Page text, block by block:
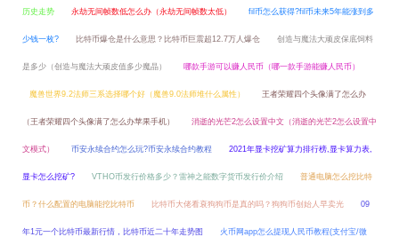
历史走势 永劫无间帧数低怎么办（永劫无间帧数太低） fil币怎么获得?fil币未来5年能涨到多
少钱一枚? 比特币爆仓是什么意思？比特币巨震超12.7万人爆仓 创造与魔法大顽皮保底饲料
是多少（创造与魔法大顽皮值多少魔晶） 哪款手游可以赚人民币（哪一款手游能赚人民币）
魔兽世界9.2法师三系选择哪个好（魔兽9.0法师堆什么属性） 王者荣耀四个头像满了怎么办
（王者荣耀四个头像满了怎么办苹果手机） 消逝的光芒2怎么设置中文（消逝的光芒2怎么设置中
文模式） 币安永续合约怎么玩?币安永续合约教程 2021年显卡挖矿算力排行榜,显卡算力表,
显卡怎么挖矿? VTHO币发行价格多少？雷神之能数字货币发行价介绍 普通电脑怎么挖比特
币？什么配置的电脑能挖比特币 比特币大佬看衰狗狗币是真的吗？狗狗币创始人早卖光 09
年1元一个比特币最新行情，比特币近二十年走势图 火币网app怎么提现人民币教程(支付宝/微